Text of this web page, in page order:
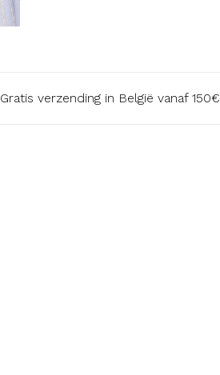
Gratis verzending in België vanaf 150€